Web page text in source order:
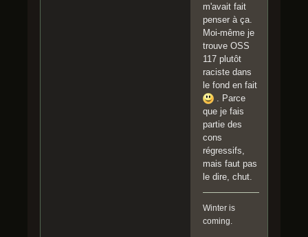
m'avait fait
penser à ça.
Moi-même je
trouve OSS
117 plutôt
raciste dans
le fond en fait
. Parce
que je fais
partie des
cons
régressifs,
mais faut pas
le dire, chut.
Winter is
coming.